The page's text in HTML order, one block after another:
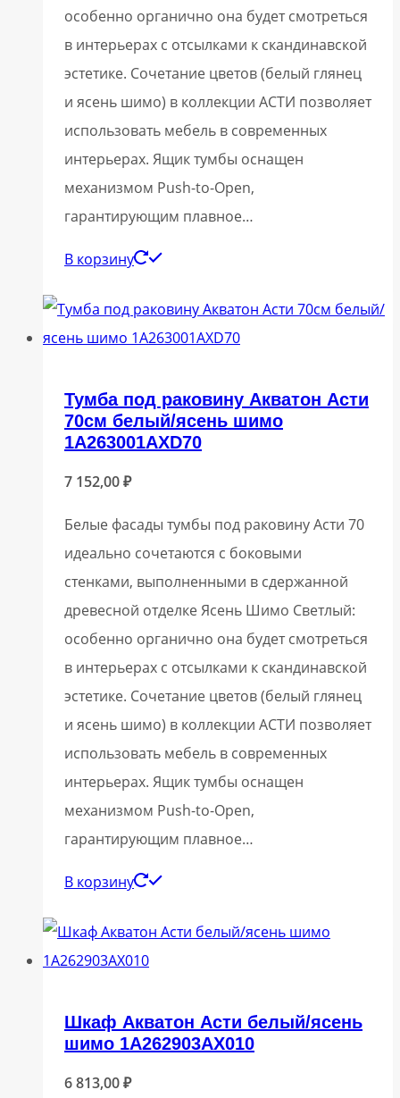
особенно органично она будет смотреться
в интерьерах с отсылками к скандинавской
эстетике. Сочетание цветов (белый глянец
и ясень шимо) в коллекции АСТИ позволяет
использовать мебель в современных
интерьерах. Ящик тумбы оснащен
механизмом Push-to-Open,
гарантирующим плавное…
В корзину
Тумба под раковину Акватон Асти
70см белый/ясень шимо
1A263001AXD70
7 152,00₽
Белые фасады тумбы под раковину Асти 70
идеально сочетаются с боковыми
стенками, выполненными в сдержанной
древесной отделке Ясень Шимо Светлый:
особенно органично она будет смотреться
в интерьерах с отсылками к скандинавской
эстетике. Сочетание цветов (белый глянец
и ясень шимо) в коллекции АСТИ позволяет
использовать мебель в современных
интерьерах. Ящик тумбы оснащен
механизмом Push-to-Open,
гарантирующим плавное…
В корзину
Шкаф Акватон Асти белый/ясень
шимо 1A262903AX010
6 813,00₽